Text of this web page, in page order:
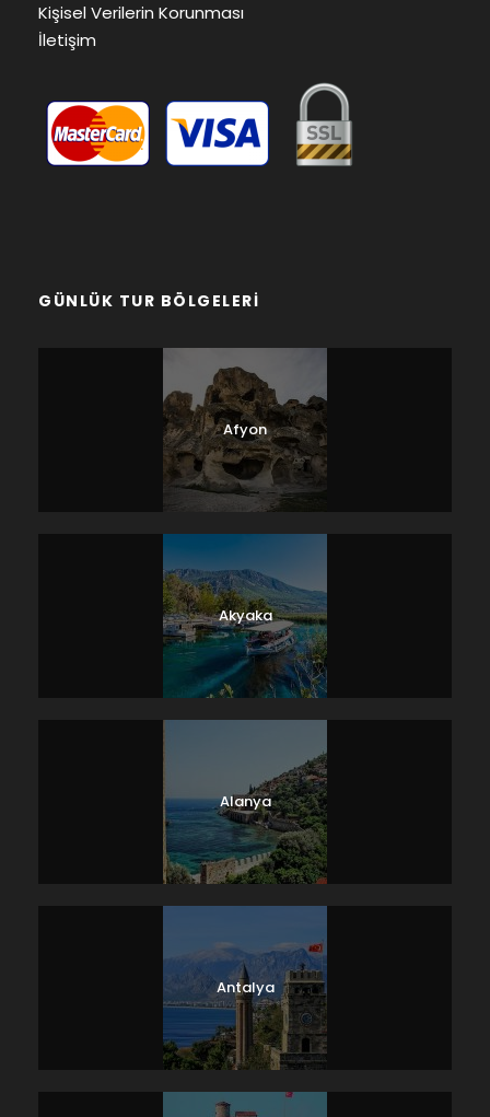
Kişisel Verilerin Korunması
İletişim
GÜNLÜK TUR BÖLGELERI
Afyon
Akyaka
Alanya
Antalya